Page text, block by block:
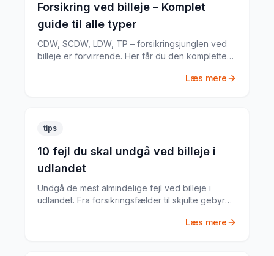
Forsikring ved billeje – Komplet
guide til alle typer
CDW, SCDW, LDW, TP – forsikringsjunglen ved
billeje er forvirrende. Her får du den komplette
Læs mere
tips
10 fejl du skal undgå ved billeje i
udlandet
Undgå de mest almindelige fejl ved billeje i
udlandet. Fra forsikringsfælder til skjulte gebyrer
Læs mere